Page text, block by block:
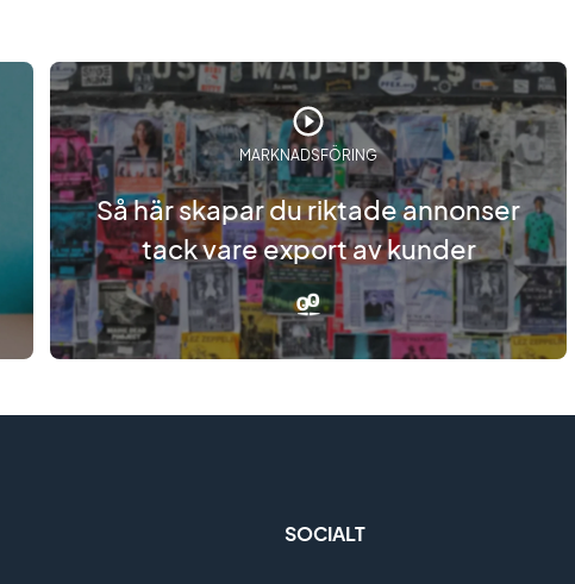
MARKNADSFÖRING
Så här skapar du riktade annonser
tack vare export av kunder
SOCIALT